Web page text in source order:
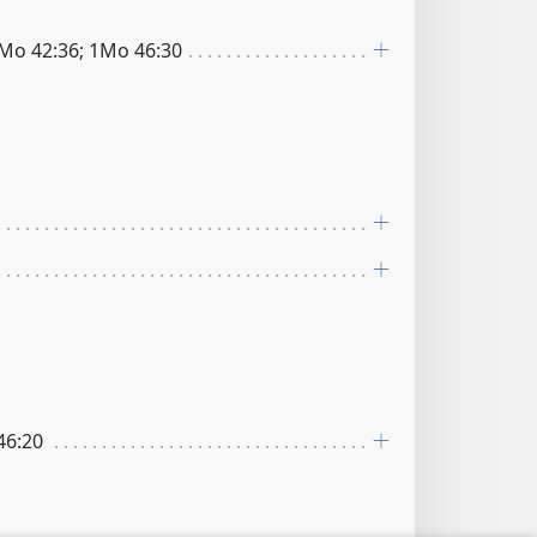
42:36; 1Mo 46:30